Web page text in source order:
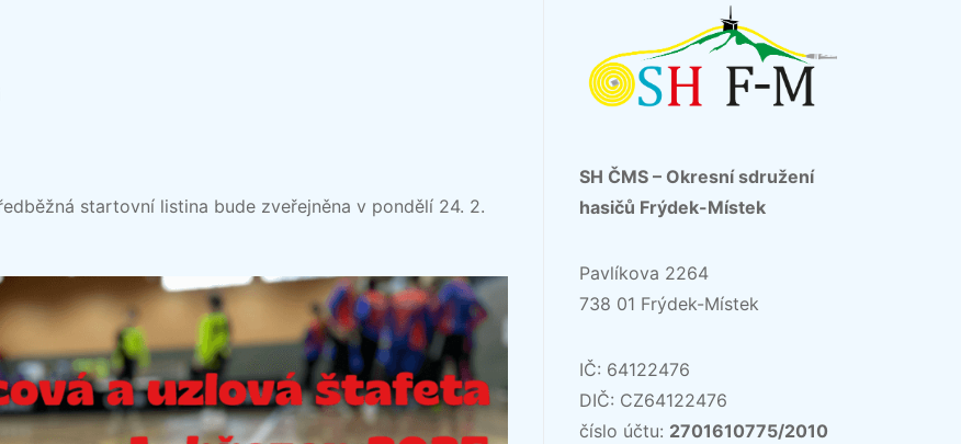
startovní listina bude zveřejněna v pondělí 24. 2.
SH ČMS – Okresní sdružení
hasičů Frýdek-Místek
Pavlíkova 2264
738 01 Frýdek-Místek
IČ: 64122476
DIČ: CZ64122476
číslo účtu: 2701610775/2010